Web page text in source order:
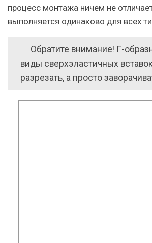
процесс монтажа ничем не
выполняется одинаково для всех
Обратите внимание! Г-
виды сверхэластичных
разрезать, а просто